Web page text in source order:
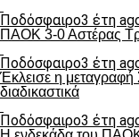
Ποδόσφαιρο3 έτη
ΠΑΟΚ 3-0 Αστέρας
Ποδόσφαιρο3 έτη
Έκλεισε η
διαδικαστικά
Ποδόσφαιρο3 έτη